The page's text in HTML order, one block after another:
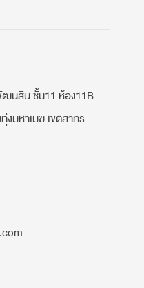
นสิน ชั้น11 ห้อง11B
มหาเมฆ เขตสาทร